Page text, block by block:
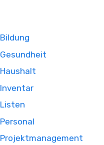
Bildung
Gesundheit
Haushalt
Inventar
Listen
Personal
Projektmanagement